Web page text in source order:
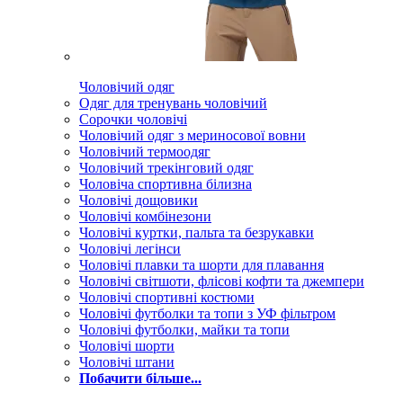
Чоловічий одяг
Одяг для тренувань чоловічий
Сорочки чоловічі
Чоловічий одяг з мериносової вовни
Чоловічий термоодяг
Чоловічий трекінговий одяг
Чоловіча спортивна білизна
Чоловічі дощовики
Чоловічі комбінезони
Чоловічі куртки, пальта та безрукавки
Чоловічі легінси
Чоловічі плавки та шорти для плавання
Чоловічі світшоти, флісові кофти та джемпери
Чоловічі спортивні костюми
Чоловічі футболки та топи з УФ фільтром
Чоловічі футболки, майки та топи
Чоловічі шорти
Чоловічі штани
Побачити більше...